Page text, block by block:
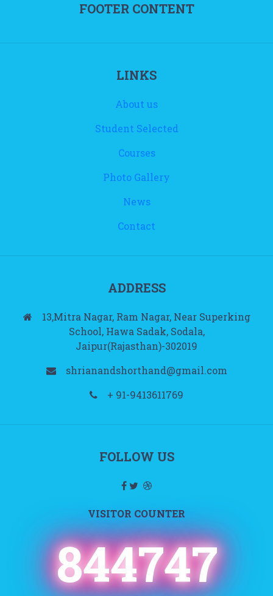
FOOTER CONTENT
LINKS
About us
Student Selected
Courses
Photo Gallery
News
Contact
ADDRESS
13,Mitra Nagar, Ram Nagar, Near Superking
School, Hawa Sadak, Sodala,
Jaipur(Rajasthan)-302019
shrianandshorthand@gmail.com
+ 91-9413611769
FOLLOW US
VISITOR COUNTER
844747